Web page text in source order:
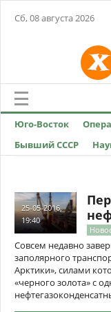
Сб, 08 августа 2026
Юго-Восток
Бывший СССР
25-05-2016,
19:40
Совсем недавно
заполярного
Арктики», силами
«черного золота» с